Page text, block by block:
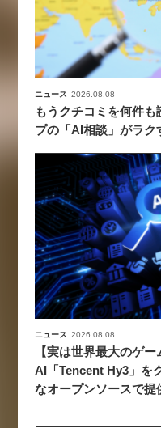
ニュース 2026.08.08
もうクチコミを何件
プの「AI相談」がラク
ニュース 2026.08.08
【実は世界最大のゲ
AI「Tencent Hy3」を
なオープンソースで提